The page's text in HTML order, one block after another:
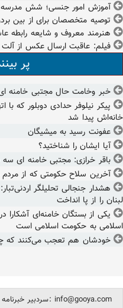
آموزش امور جنسی؛‌ شش مدرسه
توصیه متخصصان برای از بین
هنرمند معروف و شایعه رابطه
فیلم: عاقبت ارسال عکس از
پر
خبر وخامت حال مجتبی خامنه
پیکر نیلوفر حدادی دوبلور که
خانه‌اش پیدا شد
عفونت رسید به میشیگان
آیا ایشان را شناختید؟
باقر خرازی: مجتبی خامنه ای
آخرین سلاح حکومتی که از
هشدار جنجالی تحلیلگر
لبنان را از پا انداخت
یکی از بستگان خامنه‌ای آشکارا
اسلامی به حکومت اسلامی است
خودشان هم تعجب می‌کنند که
Copyright© 1998 - 2026 Gooya.com - سردبیر خبرنامه: info@gooya.com